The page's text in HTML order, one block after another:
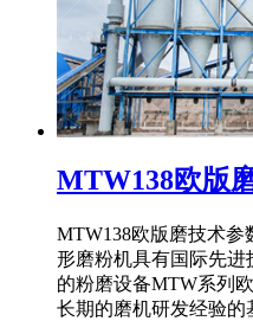
MTW138欧版
MTW138欧版磨技术
形磨粉机具有国际先进
的粉磨设备MTW系列
长期的磨机研发经验的